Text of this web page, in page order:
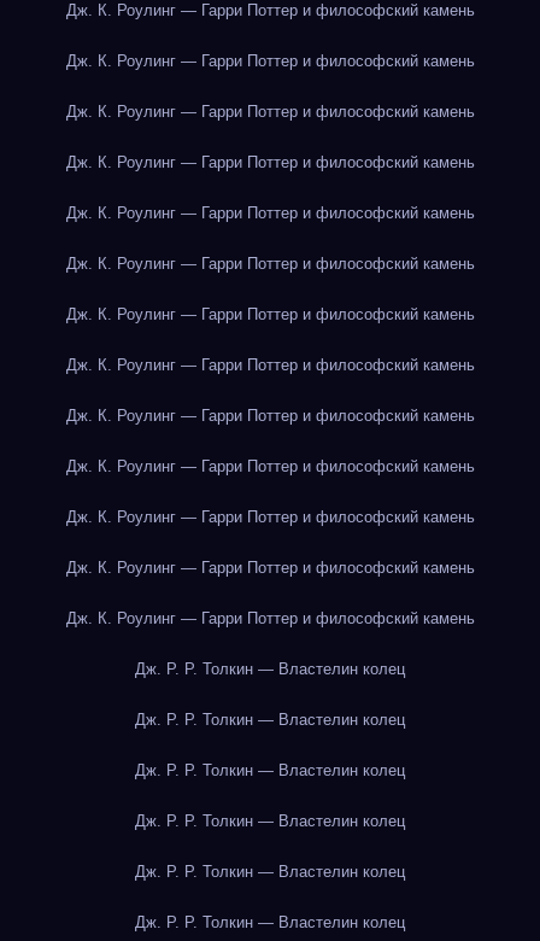
Дж. К. Роулинг — Гарри Поттер и философский камень
Дж. К. Роулинг — Гарри Поттер и философский камень
Дж. К. Роулинг — Гарри Поттер и философский камень
Дж. К. Роулинг — Гарри Поттер и философский камень
Дж. К. Роулинг — Гарри Поттер и философский камень
Дж. К. Роулинг — Гарри Поттер и философский камень
Дж. К. Роулинг — Гарри Поттер и философский камень
Дж. К. Роулинг — Гарри Поттер и философский камень
Дж. К. Роулинг — Гарри Поттер и философский камень
Дж. К. Роулинг — Гарри Поттер и философский камень
Дж. К. Роулинг — Гарри Поттер и философский камень
Дж. К. Роулинг — Гарри Поттер и философский камень
Дж. К. Роулинг — Гарри Поттер и философский камень
Дж. Р. Р. Толкин — Властелин колец
Дж. Р. Р. Толкин — Властелин колец
Дж. Р. Р. Толкин — Властелин колец
Дж. Р. Р. Толкин — Властелин колец
Дж. Р. Р. Толкин — Властелин колец
Дж. Р. Р. Толкин — Властелин колец